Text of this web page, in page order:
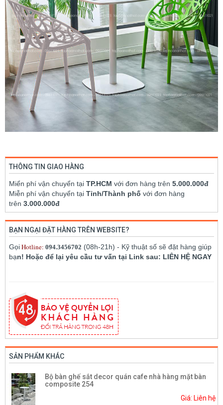
THÔNG TIN GIAO HÀNG
Miển phí vận chuyển tại TP.HCM với đơn hàng trên 5.000.000đ
Miễn phí vận chuyển tại Tỉnh/Thành phố với đơn hàng
trên 3.000.000đ
BẠN NGẠI ĐẶT HÀNG TRÊN WEBSITE?
GọiHotline: 094.3456702 (08h-21h) - Kỹ thuật số sẽ đặt hàng giúp
bạn! Hoặc để lại yêu cầu tư vấn tại Link sau: LIÊN HỆ NGAY
SẢN PHẨM KHÁC
Bộ bàn ghế sắt decor quán cafe nhà hàng mặt bàn
composite 254
Giá: Liên hệ